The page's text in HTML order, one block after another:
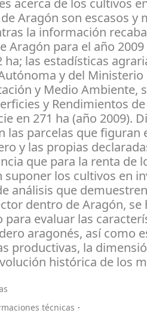
Aragón son escasos y
la información
Aragón para el año
ha; las estadísticas
y del Ministerio
y Medio Ambiente,
y Rendimientos
en 271 ha (año 2009).
las parcelas que figuran
y las propias
que para la renta de
los cultivos en
análisis que
dentro de Aragón, se
para evaluar las
aragonés, así como
productivas, la
histórica de los
técnicas